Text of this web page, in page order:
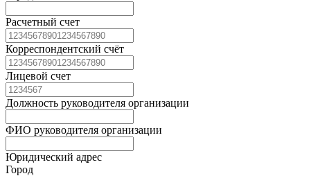
Расчетный счет
Корреспондентский счёт
Лицевой счет
Должность руководителя организации
ФИО руководителя организации
Юридический адрес
Город